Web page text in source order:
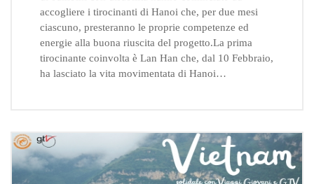
accogliere i tirocinanti di Hanoi che, per due mesi
ciascuno, presteranno le proprie competenze ed
energie alla buona riuscita del progetto.La prima
tirocinante coinvolta è Lan Han che, dal 10 Febbraio,
ha lasciato la vita movimentata di Hanoi…